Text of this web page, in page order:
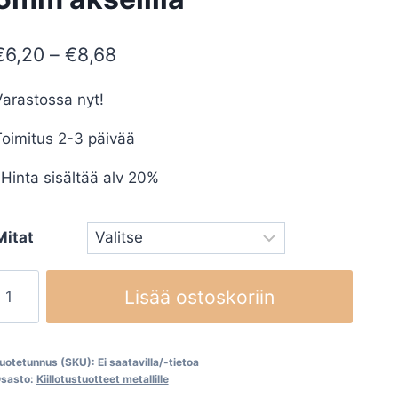
6,20 – €8,68Hintaluokka:
€8,68
nyt!
2-3 päivää
sisältää alv 20%
kupera,
Lisää ostoskoriin
(SKU): Ei saatavilla/-tietoa
Kiillotustuotteet metallille